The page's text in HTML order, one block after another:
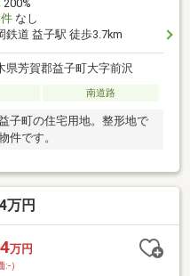
200%
なし
鉄道 益子駅 徒歩3.7km
県芳賀郡益子町大字前沢
南道路
子町の住宅用地。整形地で
件です。
万円
万円
:-）